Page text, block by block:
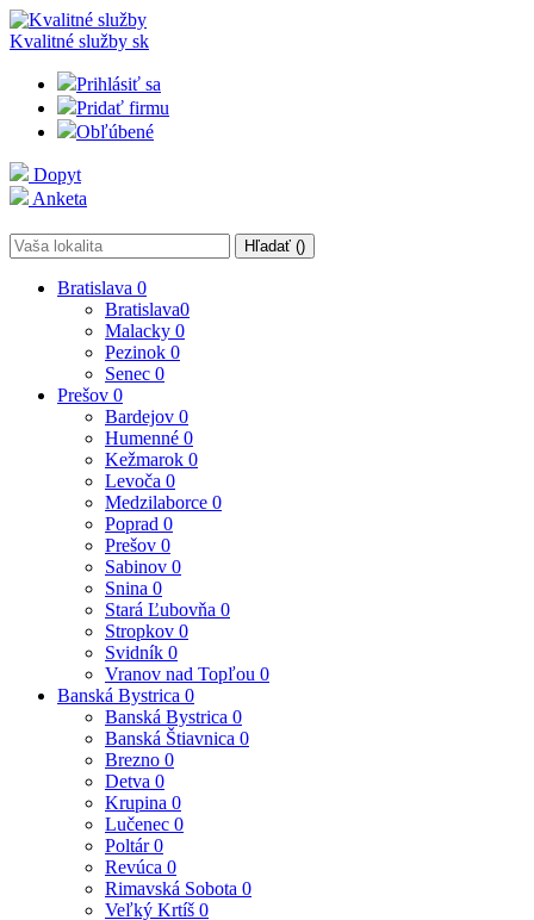
Kvalitné služby sk
Prihlásiť sa
Pridať firmu
Obľúbené
Dopyt
Anketa
Hľadať ()
Bratislava 0
Bratislava0
Malacky 0
Pezinok 0
Senec 0
Prešov 0
Bardejov 0
Humenné 0
Kežmarok 0
Levoča 0
Medzilaborce 0
Poprad 0
Prešov 0
Sabinov 0
Snina 0
Stará Ľubovňa 0
Stropkov 0
Svidník 0
Vranov nad Topľou 0
Banská Bystrica 0
Banská Bystrica 0
Banská Štiavnica 0
Brezno 0
Detva 0
Krupina 0
Lučenec 0
Poltár0
Revúca 0
Rimavská Sobota 0
Veľký Krtíš 0